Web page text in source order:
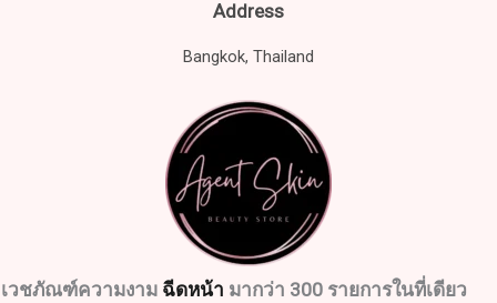
Address
Bangkok, Thailand
เวชภัณฑ์ความงาม ฉีดหน้า มากว่า 300 รายการในที่เดียว